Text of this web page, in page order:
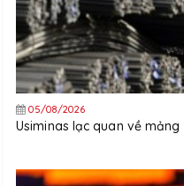
05/08/2026
Usiminas lạc quan về